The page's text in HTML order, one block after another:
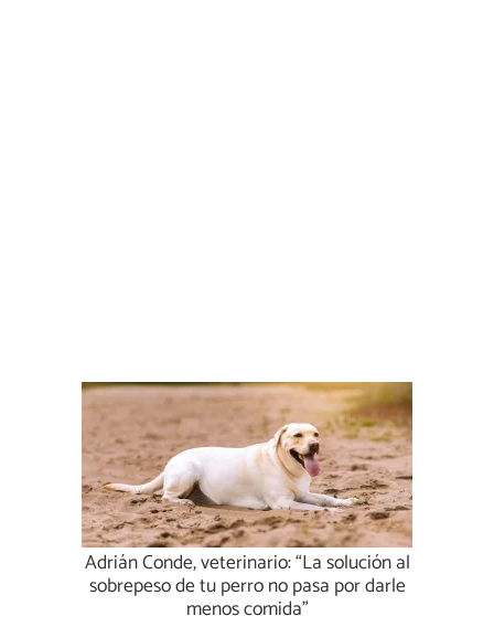
Adrián Conde, veterinario: “La solución al
sobrepeso de tu perro no pasa por darle
menos comida”